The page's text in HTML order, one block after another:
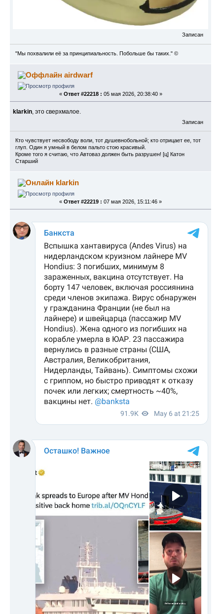
Записан
"Мы похвалили её за принципиальность. Побольше бы таких." ©
airdwarf
« Ответ #22218 : 05 мая 2026, 20:38:40 »
klarkin, это сверхмалое.
Записан
Кто чувствует несвободу воли, тот душевнобольной; кто отрицает ее, тот
глуп. Один я умный в белом пальто стою красивый.
Кроме того я считаю, что Автоваз должен быть разрушен! [ц] Катон
Старший
klarkin
« Ответ #22219 : 07 мая 2026, 15:11:46 »